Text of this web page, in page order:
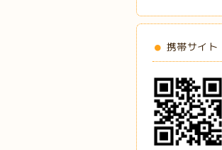
携帯サイト